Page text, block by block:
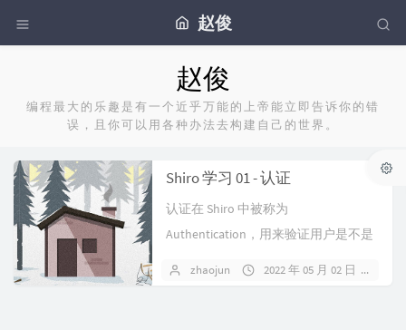
赵俊
赵俊
编程最大的乐趣是有一个近乎万能的上帝能立即告诉你的错
误，且你可以用各种办法去构建自己的世界。
Shiro 学习 01 - 认证
认证在 Shiro 中被称为
Authentication，用来验证用户是不是
zhaojun 2022 年 05 月 02 日